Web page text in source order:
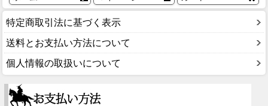
特定商取引法に基づく表示
送料とお支払い方法について
個人情報の取扱いについて